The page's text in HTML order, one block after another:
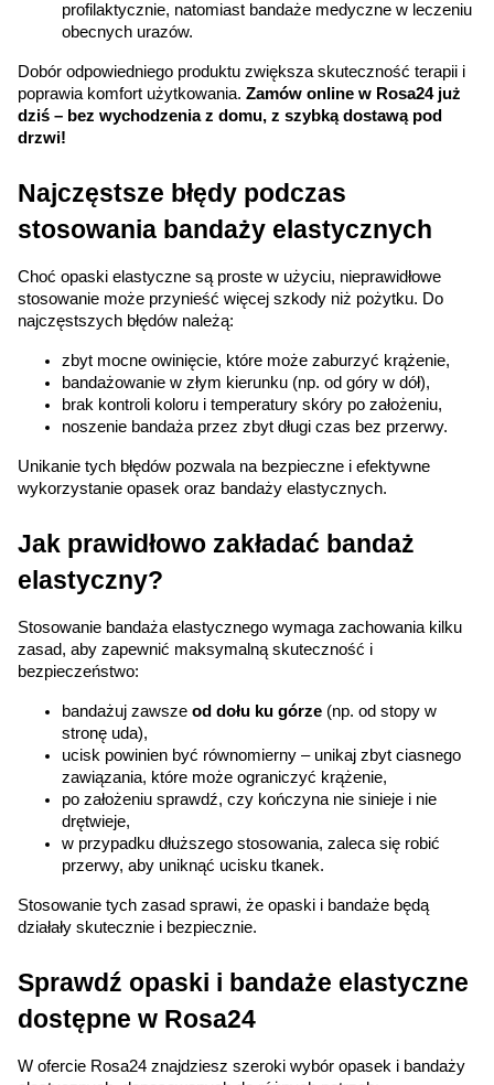
profilaktycznie, natomiast bandaże medyczne w leczeniu
obecnych urazów.
Dobór odpowiedniego produktu zwiększa skuteczność terapii i
poprawia komfort użytkowania. Zamów online w Rosa24 już
dziś – bez wychodzenia z domu, z szybką dostawą pod
drzwi!
Najczęstsze błędy podczas
stosowania bandaży elastycznych
Choć opaski elastyczne są proste w użyciu, nieprawidłowe
stosowanie może przynieść więcej szkody niż pożytku. Do
najczęstszych błędów należą:
zbyt mocne owinięcie, które może zaburzyć krążenie,
bandażowanie w złym kierunku (np. od góry w dół),
brak kontroli koloru i temperatury skóry po założeniu,
noszenie bandaża przez zbyt długi czas bez przerwy.
Unikanie tych błędów pozwala na bezpieczne i efektywne
wykorzystanie opasek oraz bandaży elastycznych.
Jak prawidłowo zakładać bandaż
elastyczny?
Stosowanie bandaża elastycznego wymaga zachowania kilku
zasad, aby zapewnić maksymalną skuteczność i
bezpieczeństwo:
bandażuj zawsze od dołu ku górze (np. od stopy w
stronę uda),
ucisk powinien być równomierny – unikaj zbyt ciasnego
zawiązania, które może ograniczyć krążenie,
po założeniu sprawdź, czy kończyna nie sinieje i nie
drętwieje,
w przypadku dłuższego stosowania, zaleca się robić
przerwy, aby uniknąć ucisku tkanek.
Stosowanie tych zasad sprawi, że opaski i bandaże będą
działały skutecznie i bezpiecznie.
Sprawdź opaski i bandaże elastyczne
dostępne w Rosa24
W ofercie Rosa24 znajdziesz szeroki wybór opasek i bandaży